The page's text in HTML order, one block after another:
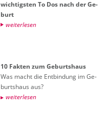
wich­tigs­ten To Dos nach der Ge­
burt
wei­ter­le­sen
10 Fak­ten zum Ge­burts­haus
Was macht die Ent­bin­dung im Ge­
burts­haus aus?
wei­ter­le­sen